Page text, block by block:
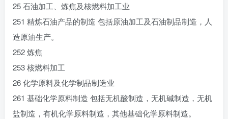
25 石油加工、炼焦及核燃料加工业
251 精炼石油产品的制造 包括原油加工及石油制品制造，人
造原油生产。
252 炼焦
253 核燃料加工
26 化学原料及化学制品制造业
261 基础化学原料制造 包括无机酸制造，无机碱制造，无机
盐制造，有机化学原料制造，其他基础化学原料制造。